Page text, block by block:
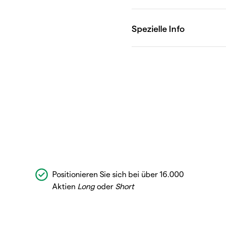
Positionieren Sie sich bei über 16.000
Aktien Longoder Short